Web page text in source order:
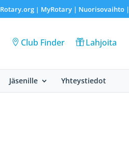
Rotary.org| MyRotary | Nuorisovaihto|
Club Finder Lahjoita
Jäsenille Yhteystiedot